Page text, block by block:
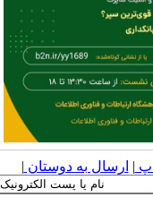
| ارسال به دوستان|